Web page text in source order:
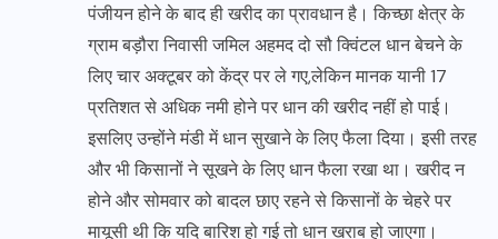
पंजीयन होने के बाद ही खरीद का प्रावधान है। किच्छा क्षेत्र के
ग्राम बड़ौरा निवासी जमिल अहमद दो सौ क्विंटल धान बेचने के
लिए चार अक्टूबर को केंद्र पर ले गए,लेकिन मानक यानी 17
प्रतिशत से अधिक नमी होने पर धान की खरीद नहीं हो पाई।
इसलिए उन्होंने मंडी में धान सुखाने के लिए फैला दिया। इसी तरह
और भी किसानों ने सूखने के लिए धान फैला रखा था। खरीद न
होने और सोमवार को बादल छाए रहने से किसानों के चेहरे पर
मायूसी थी कि यदि बारिश हो गई तो धान खराब हो जाएगा।